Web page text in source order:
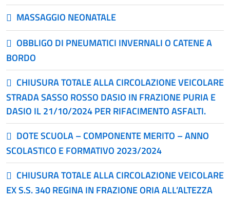
MASSAGGIO NEONATALE
OBBLIGO DI PNEUMATICI INVERNALI O CATENE A
BORDO
CHIUSURA TOTALE ALLA CIRCOLAZIONE VEICOLARE
STRADA SASSO ROSSO DASIO IN FRAZIONE PURIA E
DASIO IL 21/10/2024 PER RIFACIMENTO ASFALTI.
DOTE SCUOLA – COMPONENTE MERITO – ANNO
SCOLASTICO E FORMATIVO 2023/2024
CHIUSURA TOTALE ALLA CIRCOLAZIONE VEICOLARE
EX S.S. 340 REGINA IN FRAZIONE ORIA ALL’ALTEZZA